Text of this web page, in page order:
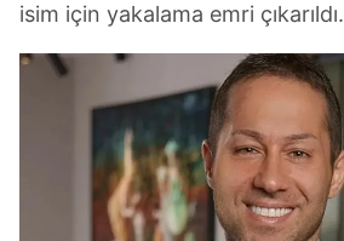
isim için yakalama emri çıkarıldı.